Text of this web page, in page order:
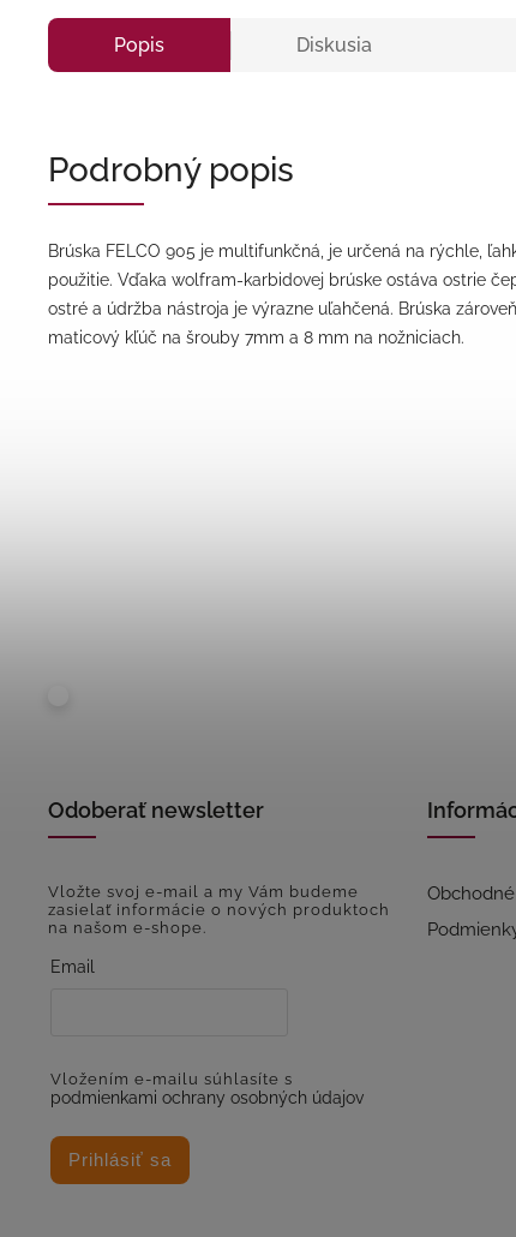
Popis Diskusia
Podrobný popis
Brúska FELCO 905 je multifunkčná, je určená na rýchle,
použitie. Vďaka wolfram-karbidovej brúske ostáva ostrie
ostré a údržba nástroja je výrazne uľahčená. Brúska
maticový kľúč na šrouby 7mm a 8 mm na nožniciach.
Odoberať newsletter
Vložte svoj e-mail a my Vám budeme
zasielať informácie o nových produktoch
na našom e-shope.
Email
Vložením e-mailu súhlasíte s
podmienkami ochrany osobných údajov
Prihlásiť sa